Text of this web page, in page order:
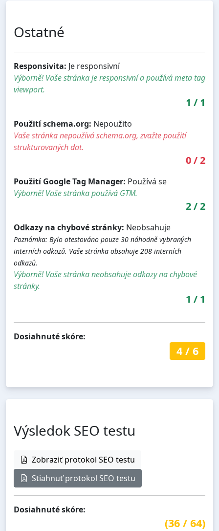
Ostatné
Responsivita: Je responsivní
Výborně! Vaše stránka je responsivní a používá meta tag
viewport.
1 / 1
Použití schema.org: Nepoužito
Vaše stránka nepoužívá schema.org, zvažte použití
strukturovaných dat.
0/2
Použití Google Tag Manager: Používá se
Výborně! Vaše stránka používá GTM.
2/2
Odkazy na chybové stránky: Neobsahuje
Poznámka: Bylo otestováno pouze 30 náhodně vybraných
interních odkazů. Vaše stránka obsahuje 208 interních
odkazů.
Výborně! Vaše stránka neobsahuje odkazy na chybové
stránky.
1 / 1
Dosiahnuté skóre:
4/ 6
Výsledok SEO testu
Zobraziť protokol SEO testu
Stiahnuť protokol SEO testu
Dosiahnuté skóre:
(36 / 64)